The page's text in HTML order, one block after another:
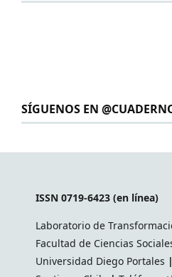
SÍGUENOS EN
ISSN 0719-
Laboratorio de
Facultad de Ciencias
Universidad Diego Portales |